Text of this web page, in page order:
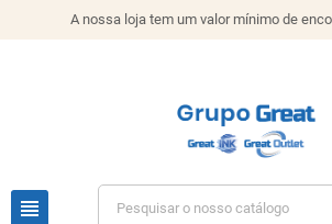
A nossa loja tem um valor mínimo de
view_headline